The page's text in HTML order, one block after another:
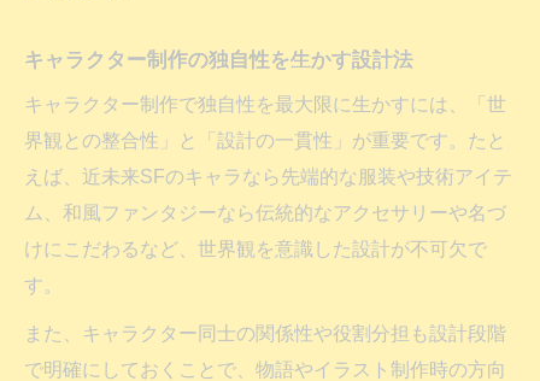
キャラクター制作の独自性を生かす設計法
キャラクター制作で独自性を最大限に生かすには、「世
界観との整合性」と「設計の一貫性」が重要です。たと
えば、近未来SFのキャラなら先端的な服装や技術アイテ
ム、和風ファンタジーなら伝統的なアクセサリーや名づ
けにこだわるなど、世界観を意識した設計が不可欠で
す。
また、キャラクター同士の関係性や役割分担も設計段階
で明確にしておくことで、物語やイラスト制作時の方向